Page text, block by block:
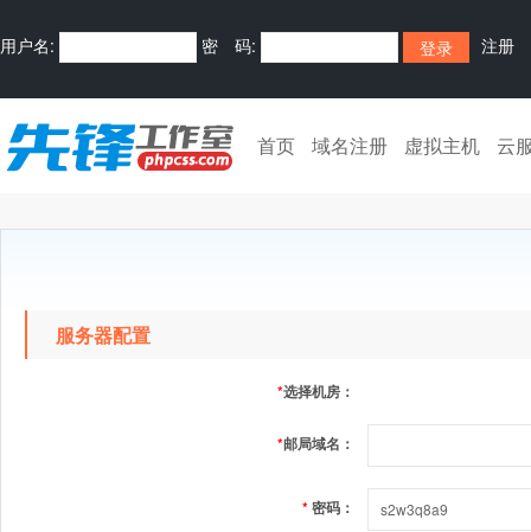
用户名: 密 码: 注册
首页 域名注册 虚拟主机 云
服务器配置
*选择机房：
*邮局域名：
*密码：